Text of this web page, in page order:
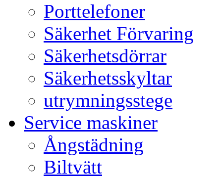
Porttelefoner
Säkerhet Förvaring
Säkerhetsdörrar
Säkerhetsskyltar
utrymningsstege
Service maskiner
Ångstädning
Biltvätt